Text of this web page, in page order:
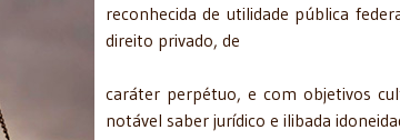
reconhecida de utilidade pública
direito privado, de
caráter perpétuo, e com objetivos
notável saber jurídico e ilibada